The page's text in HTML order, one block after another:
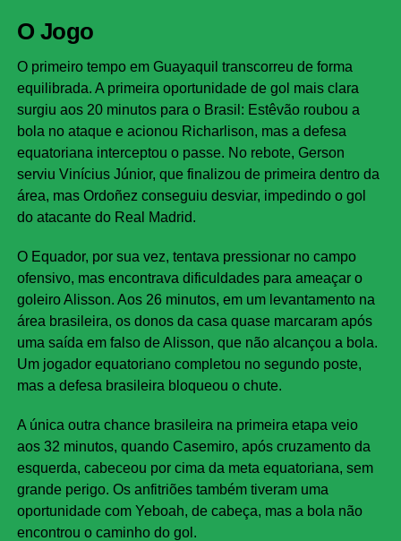
O Jogo
O primeiro tempo em Guayaquil transcorreu de forma
equilibrada. A primeira oportunidade de gol mais clara
surgiu aos 20 minutos para o Brasil: Estêvão roubou a
bola no ataque e acionou Richarlison, mas a defesa
equatoriana interceptou o passe. No rebote, Gerson
serviu Vinícius Júnior, que finalizou de primeira dentro da
área, mas Ordoñez conseguiu desviar, impedindo o gol
do atacante do Real Madrid.
O Equador, por sua vez, tentava pressionar no campo
ofensivo, mas encontrava dificuldades para ameaçar o
goleiro Alisson. Aos 26 minutos, em um levantamento na
área brasileira, os donos da casa quase marcaram após
uma saída em falso de Alisson, que não alcançou a bola.
Um jogador equatoriano completou no segundo poste,
mas a defesa brasileira bloqueou o chute.
A única outra chance brasileira na primeira etapa veio
aos 32 minutos, quando Casemiro, após cruzamento da
esquerda, cabeceou por cima da meta equatoriana, sem
grande perigo. Os anfitriões também tiveram uma
oportunidade com Yeboah, de cabeça, mas a bola não
encontrou o caminho do gol.